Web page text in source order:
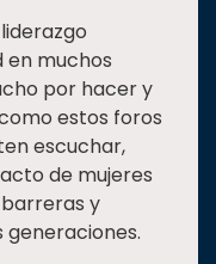
en muchos
por hacer y
estos foros
escuchar,
de mujeres
y